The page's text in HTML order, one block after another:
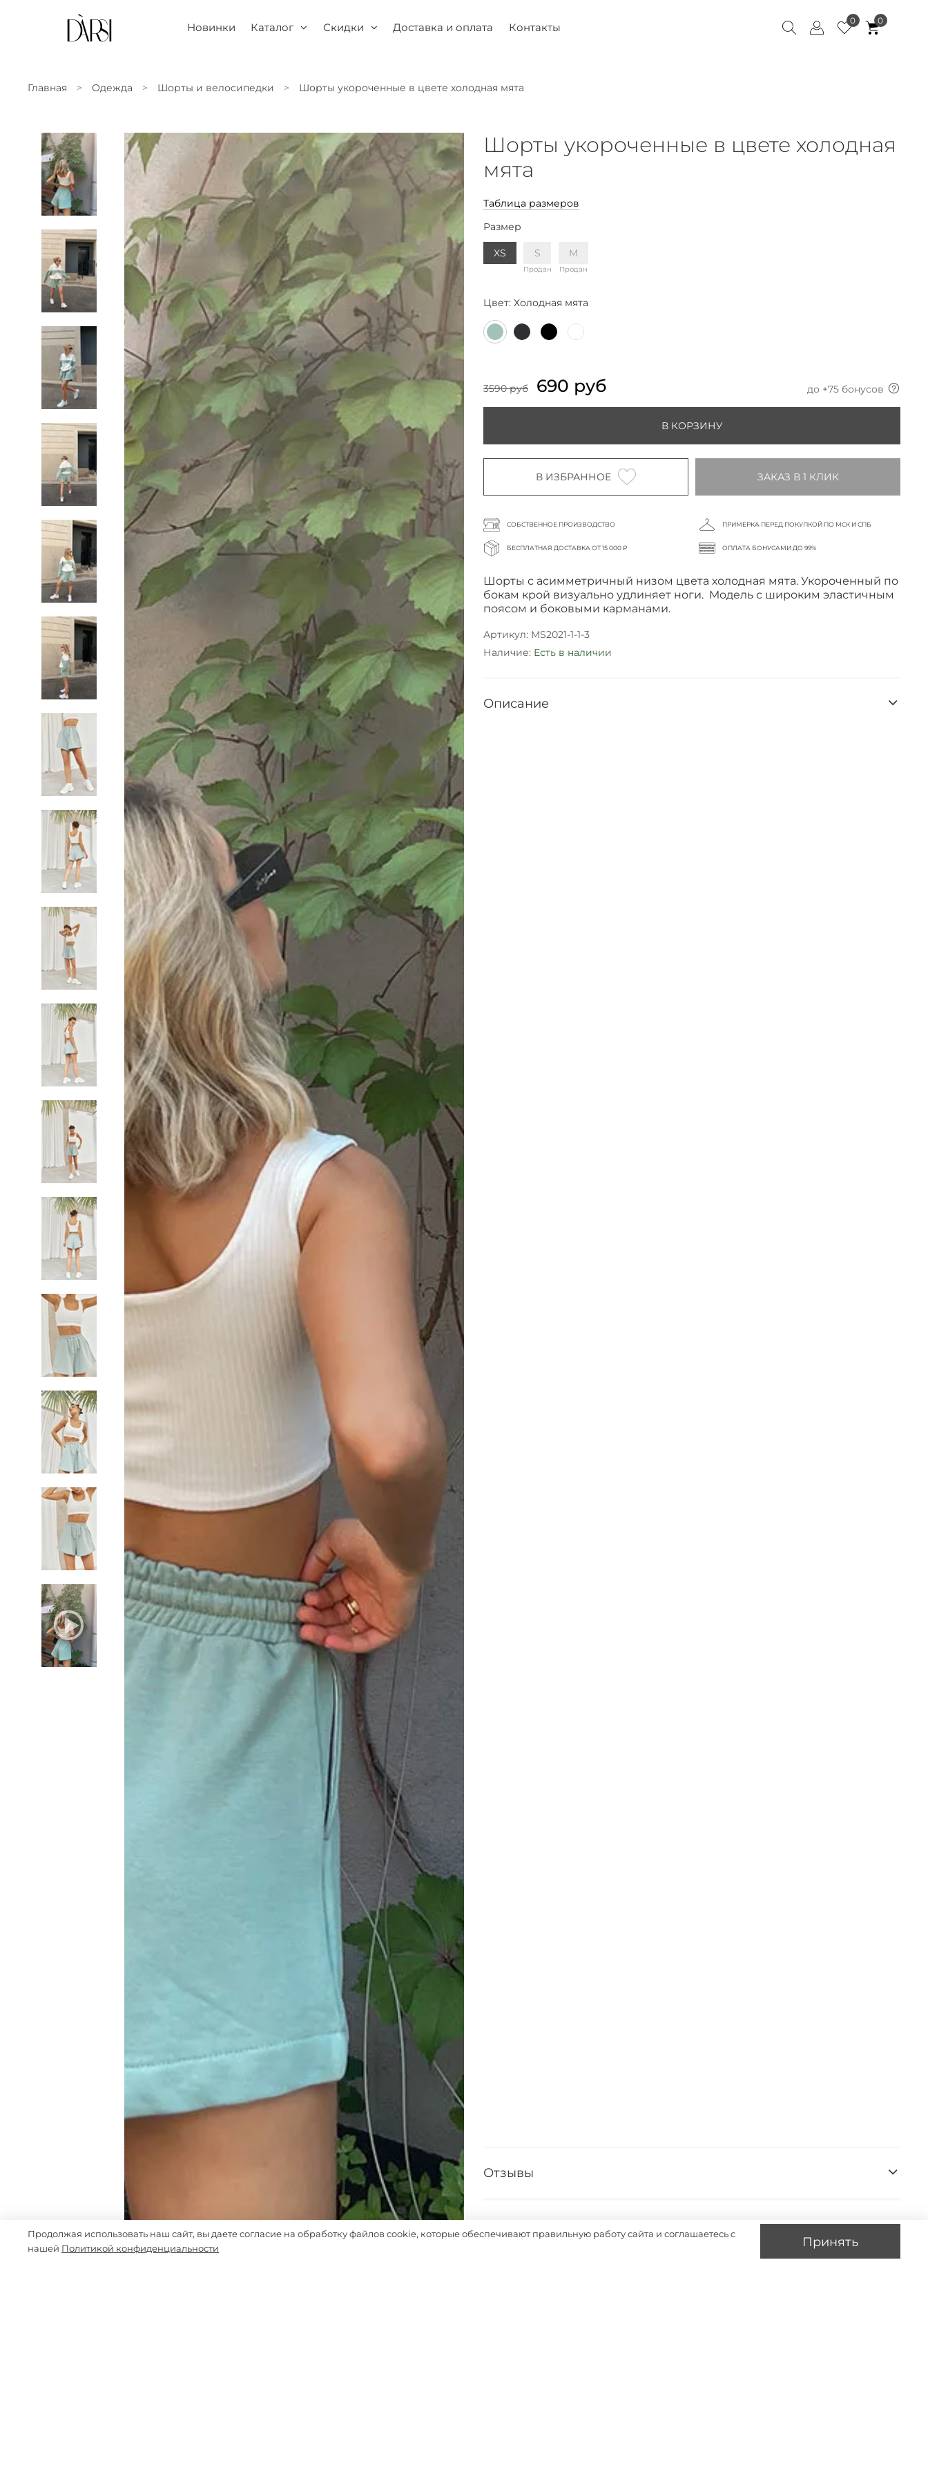
Новинки Каталог Скидки Доставка и оплата Контакты
0 0
Главная Одежда Шорты и велосипедки Шорты укороченные в цвете холодная мята
Шорты укороченные в цвете холодная
мята
Таблица размеров
Размер
XS S
Продан
M
Продан
Цвет: Холодная мята
3590 руб 690 руб до +75 бонусов
В КОРЗИНУ
В ИЗБРАННОЕ ЗАКАЗ В 1 КЛИК
СОБСТВЕННОЕ ПРОИЗВОДСТВО
БЕСПЛАТНАЯ ДОСТАВКА ОТ 15 000 ₽
ПРИМЕРКА ПЕРЕД ПОКУПКОЙ ПО МСК И СПБ
ОПЛАТА БОНУСАМИ ДО 99%
Шорты с асимметричный низом цвета холодная мята. Укороченный по
бокам крой визуально удлиняет ноги. Модель с широким эластичным
поясом и боковыми карманами.
Артикул: MS2021-1-1-3
Наличие: Есть в наличии
Описание
Отзывы
Продолжая использовать наш сайт, вы даете согласие на обработку файлов cookie, которые обеспечивают правильную работу сайта и соглашаетесь с
нашей Политикой конфиденциальности Принять